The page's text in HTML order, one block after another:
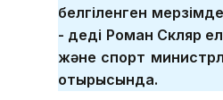
белгіленген
- деді Роман Скляр
және спорт
отырысында.